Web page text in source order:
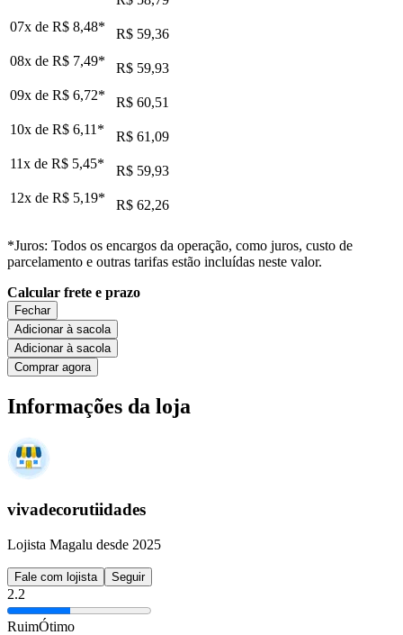
07x de R$ 8,48*
R$ 59,36
08x de R$ 7,49*
R$ 59,93
09x de R$ 6,72*
R$ 60,51
10x de R$ 6,11 *
R$ 61,09
11x de R$ 5,45*
R$ 59,93
12x de R$ 5,19* R$ 62,26
*Juros: Todos os encargos da operação, como juros, custo de
parcelamento e outras tarifas estão incluídas neste valor.
Calcular frete e prazo
Fechar
Adicionar à sacola
Adicionar à sacola
Comprar agora
Informações da loja
vivadecorutiidades
Lojista Magalu desde 2025
Fale com lojista Seguir
2.2
RuimÓtimo